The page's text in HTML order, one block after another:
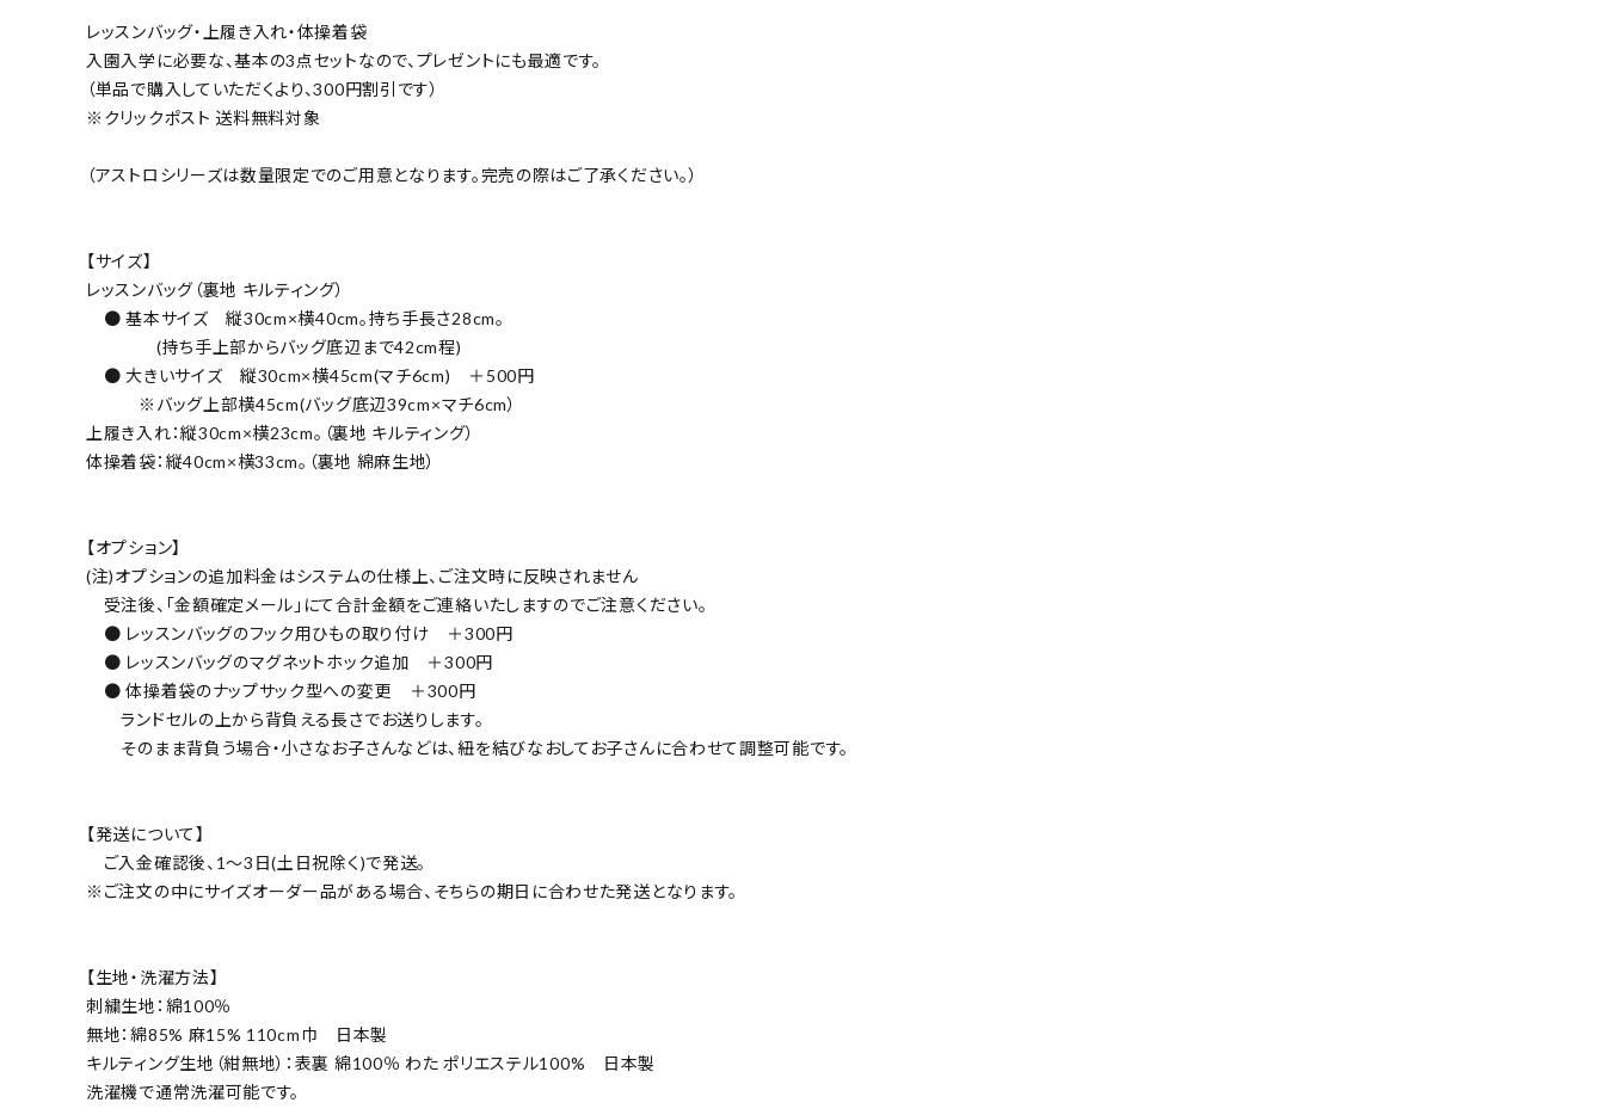
レッスンバッグ・上履き入れ・体操着袋
入園入学に必要な、基本の3点セットなので、プレゼントにも最適です。
（単品で購入していただくより、300円割引です）
※クリックポスト 送料無料対象
（アストロシリーズは数量限定でのご用意となります。完売の際はご了承ください。）
【サイズ】
レッスンバッグ（裏地 キルティング）
● 基本サイズ 縦30cm×横40cm。持ち手長さ28cm。
(持ち手上部からバッグ底辺まで42cm程)
● 大きいサイズ 縦30cm×横45cm(マチ6cm) ＋500円
※バッグ上部横45cm(バッグ底辺39cm×マチ6cm）
上履き入れ：縦30cm×横23cm。（裏地 キルティング）
体操着袋：縦40cm×横33cm。（裏地 綿麻生地）
【オプション】
(注)オプションの追加料金はシステムの仕様上、ご注文時に反映されません
受注後、「金額確定メール」にて合計金額をご連絡いたしますのでご注意ください。
● レッスンバッグのフック用ひもの取り付け ＋300円
● レッスンバッグのマグネットホック追加 ＋300円
● 体操着袋のナップサック型への変更 ＋300円
ランドセルの上から背負える長さでお送りします。
そのまま背負う場合・小さなお子さんなどは、紐を結びなおしてお子さんに合わせて調整可能です。
【発送について】
ご入金確認後、1～3日(土日祝除く)で発送。
※ご注文の中にサイズオーダー品がある場合、そちらの期日に合わせた発送となります。
【生地・洗濯方法】
刺繍生地：綿100％
無地：綿85% 麻15% 110cm巾 日本製
キルティング生地（紺無地）：表裏 綿100％ わた ポリエステル100% 日本製
洗濯機で通常洗濯可能です。